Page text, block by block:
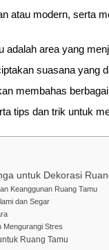
atau modern, serta
adalah area yang
suasana yang
membahas
tips dan trik untuk
untuk Dekorasi
Keanggunan Ruang Tamu
dan Segar
Mengurangi Stres
Ruang Tamu